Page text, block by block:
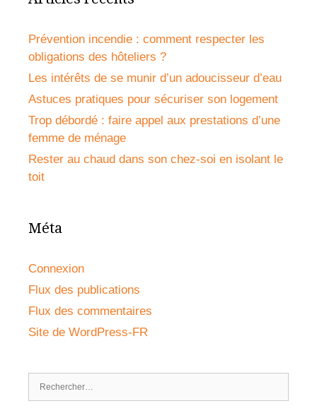
Prévention incendie : comment respecter les
obligations des hôteliers ?
Les intérêts de se munir d’un adoucisseur d’eau
Astuces pratiques pour sécuriser son logement
Trop débordé : faire appel aux prestations d’une
femme de ménage
Rester au chaud dans son chez-soi en isolant le
toit
Méta
Connexion
Flux des publications
Flux des commentaires
Site de WordPress-FR
Rechercher :